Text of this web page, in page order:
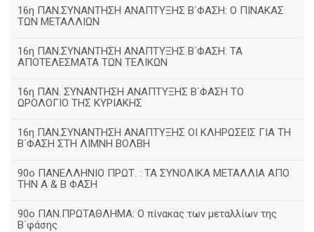
16η ΠΑΝ.ΣΥΝΑΝΤΗΣΗ ΑΝΑΠΤΥΞΗΣ Β΄ΦΑΣΗ: Ο ΠΙΝΑΚΑΣ
ΤΩΝ ΜΕΤΑΛΛΙΩΝ
16η ΠΑΝ.ΣΥΝΑΝΤΗΣΗ ΑΝΑΠΤΥΞΗΣ Β΄ΦΑΣΗ: ΤΑ
ΑΠΟΤΕΛΕΣΜΑΤΑ ΤΩΝ ΤΕΛΙΚΩΝ
16η ΠΑΝ. ΣΥΝΑΝΤΗΣΗ ΑΝΑΠΤΥΞΗΣ Β΄ΦΑΣΗ ΤΟ
ΩΡΟΛΟΓΙΟ ΤΗΣ ΚΥΡΙΑΚΗΣ
16η ΠΑΝ.ΣΥΝΑΝΤΗΣΗ ΑΝΑΠΤΥΞΗΣ ΟΙ ΚΛΗΡΩΣΕΙΣ ΓΙΑ ΤΗ
Β΄ΦΑΣΗ ΣΤΗ ΛΙΜΝΗ ΒΟΛΒΗ
90ο ΠΑΝΕΛΛΗΝΙΟ ΠΡΩΤ. : ΤΑ ΣΥΝΟΛΙΚΑ ΜΕΤΑΛΛΙΑ ΑΠΟ
ΤΗΝ Α & Β ΦΑΣΗ
90ο ΠΑΝ.ΠΡΩΤΑΘΛΗΜΑ: Ο πίνακας των μεταλλίων της
Β΄φάσης